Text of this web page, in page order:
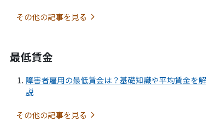
その他の記事を見る
最低賃金
障害者雇用の最低賃金は？基礎知識や平均賃金を解
説
その他の記事を見る